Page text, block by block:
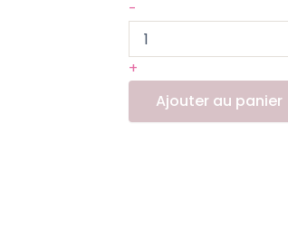
-
+
Ajouter au panier